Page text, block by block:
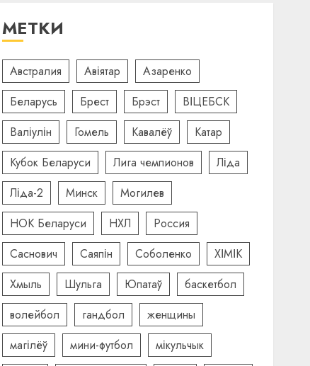
МЕТКИ
Австралия Авіятар
Азаренко
Беларусь
Брест Брэст
ВІЦЕБСК
Валіулін
Гомель Кавалёў
Катар
Кубок Беларуси
Лига чемпионов
Ліда
Ліда-2
Минск
Могилев
НОК Беларуси
НХЛ
Россия
Саснович
Саяпін Соболенко
ХІМІК
Хмыль
Шульга Юпатаў
баскетбол
волейбол
гандбол
женщины
магілёў
мини-футбол
мікульчык